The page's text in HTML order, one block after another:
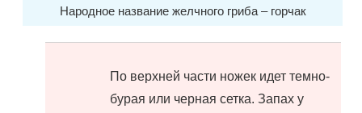
Народное название желчного гриба – горчак
По верхней части ножек идет темно-
бурая или черная сетка. Запах у